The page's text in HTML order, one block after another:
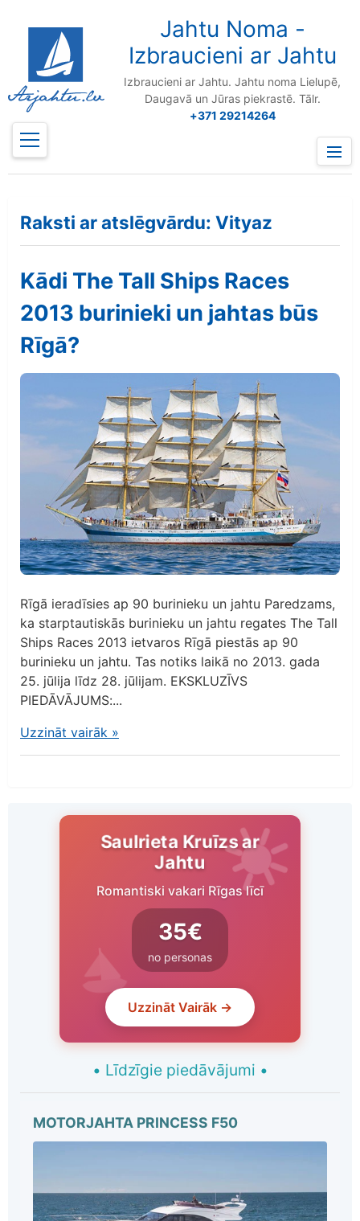
Jahtu Noma -
Izbraucieni ar Jahtu
Izbraucieni ar Jahtu. Jahtu noma Lielupē,
Daugavā un Jūras piekrastē. Tālr.
+371 29214264
Menu
Raksti ar atslēgvārdu: Vityaz
Kādi The Tall Ships Races
2013 burinieki un jahtas būs
Rīgā?
Rīgā ieradīsies ap 90 burinieku un jahtu Paredzams,
ka starptautiskās burinieku un jahtu regates The Tall
Ships Races 2013 ietvaros Rīgā piestās ap 90
burinieku un jahtu. Tas notiks laikā no 2013. gada
25. jūlija līdz 28. jūlijam. EKSKLUZĪVS
PIEDĀVĀJUMS:...
Uzzināt vairāk »
Saulrieta Kruīzs ar
Jahtu
Romantiski vakari Rīgas līcī
35€
no personas
Uzzināt Vairāk →
• Līdzīgie piedāvājumi •
MOTORJAHTA PRINCESS F50